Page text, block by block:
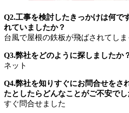
Q2.工事を検討したきっかけは何で
れていましたか？
台風で屋根の鉄板が飛ばされてしま
Q3.弊社をどのように探しましたか
ネット
Q4.弊社を知りすぐにお問合せをさ
たとしたらどんなことがご不安でし
すぐ問合せました